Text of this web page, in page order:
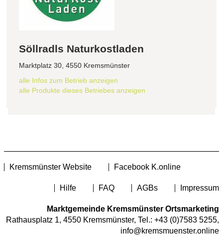
Söllradls Naturkostladen
Marktplatz 30, 4550 Kremsmünster
alle Infos zum Betrieb anzeigen
alle Produkte dieses Betriebes anzeigen
Kremsmünster Website Facebook K.online
Hilfe FAQ AGBs Impressum
Marktgemeinde Kremsmünster Ortsmarketing
Rathausplatz 1, 4550 Kremsmünster, Tel.: +43 (0)7583 5255,
info@kremsmuenster.online